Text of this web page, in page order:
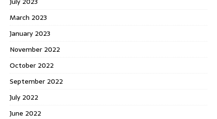
March 2023
January 2023
November 2022
October 2022
September 2022
July 2022
June 2022